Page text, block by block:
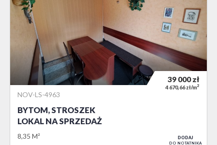
NOV-LS-4963
BYTOM, STROSZEK
LOKAL NA SPRZEDAŻ
8,35 M²
39 000zł
4 670,66 zł/m2
DODAJ
DO NOTATNIKA